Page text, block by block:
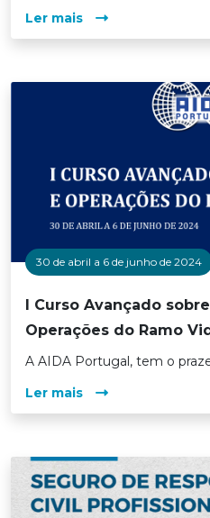
Ler mais
30 de abril a 6 de junho de 2024
I Curso Avançado
Operações do Ramo
A AIDA Portugal, tem o
Ler mais